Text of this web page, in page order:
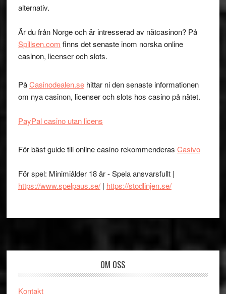
alternativ.
Är du från Norge och är intresserad av nätcasinon? På
Spillsen.com finns det senaste inom norska online
casinon, licenser och slots.
PåCasinodealen.sehittar ni den senaste informationen
om nya casinon, licenser och slots hos casino på nätet.
PayPal casino utan licens
För bäst guide till online casino rekommenderas Casivo
För spel: Minimiålder 18 år - Spela ansvarsfullt |
https://www.spelpaus.se/| https://stodlinjen.se/
OM OSS
Kontakt